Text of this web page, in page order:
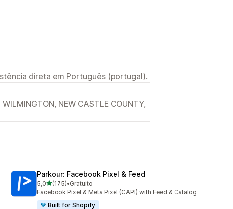
direta em Português (portugal).
NEW CASTLE COUNTY,
Parkour: Facebook Pixel & Feed
5,0de 5 estrelas
(175)
175 total de avaliações
•Gratuito
Facebook Pixel & Meta Pixel (CAPI) with Feed & Catalog
Built for Shopify